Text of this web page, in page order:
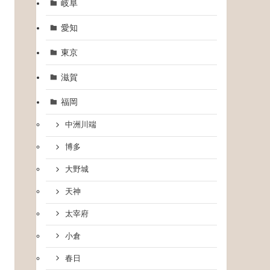
岐阜
愛知
東京
滋賀
福岡
中洲川端
博多
大野城
天神
太宰府
小倉
春日